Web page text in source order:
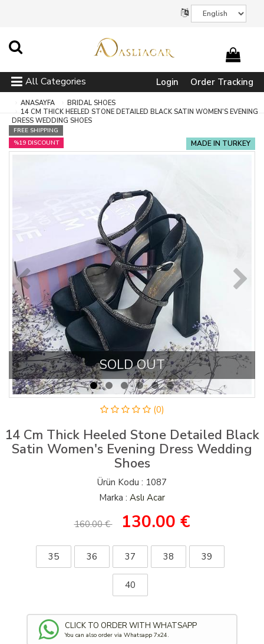
All Categories Login Order Tracking
ANASAYFA
BRIDAL SHOES
14 CM THICK HEELED STONE DETAILED BLACK SATIN WOMEN'S EVENING
DRESS WEDDING SHOES
SOLD OUT
FREE SHIPPING
%19 DISCOUNT
MADE IN TURKEY
(0)
14 Cm Thick Heeled Stone Detailed Black
Satin Women's Evening Dress Wedding
Shoes
Ürün Kodu : 1087
Marka : Aslı Acar
160.00 € 130.00 €
35 36 37 38 39
40
CLICK TO ORDER WITH WHATSAPP
You can also order via Whatsapp 7x24.